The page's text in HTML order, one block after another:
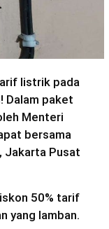
listrik pada
Dalam paket
Menteri
bersama
Jakarta Pusat
50% tarif
yang lamban.